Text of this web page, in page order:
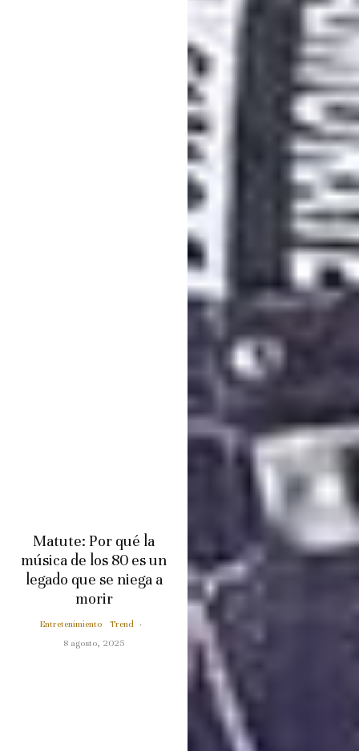
Matute: Por qué la
música de los 80 es un
legado que se niega a
morir
Entretenimiento Trend ·
8 agosto, 2025